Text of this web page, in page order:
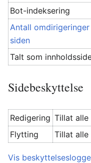
Bot-indeksering
Antall
siden
Talt som
Sidebeskyttelse
Redigering Tillat alle
Flytting
Tillat alle
Vis